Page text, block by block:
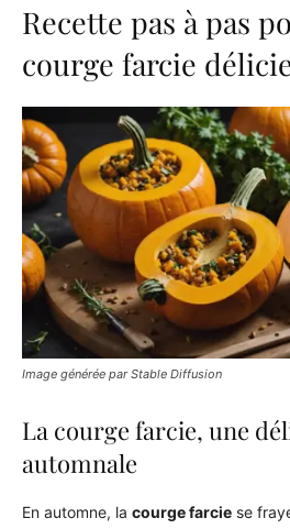
Recette pas à pas
courge farcie
Image générée par Stable Diffusion
La courge farcie, une
automnale
En automne, la courge farcie se